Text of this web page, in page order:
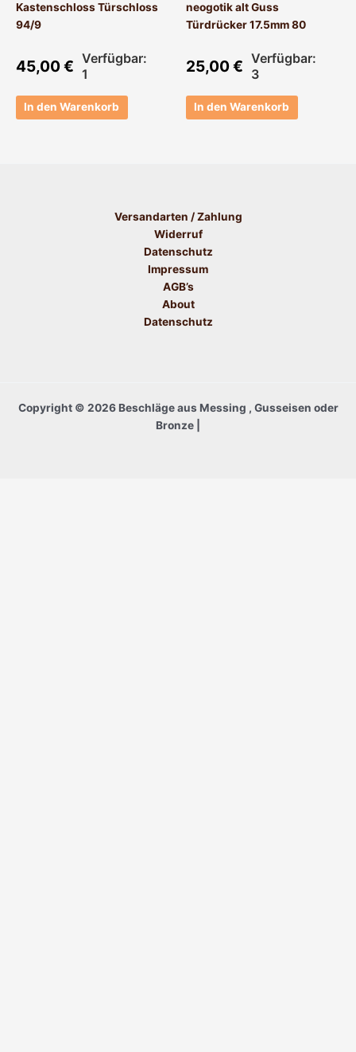
Kastenschloss Türschloss
94/9
45,00€ Verfügbar:
1
In den Warenkorb
neogotik alt Guss
Türdrücker 17.5mm 80
25,00€ Verfügbar:
3
In den Warenkorb
Versandarten / Zahlung
Widerruf
Datenschutz
Impressum
AGB’s
About
Datenschutz
Copyright © 2026 Beschläge aus Messing , Gusseisen oder
Bronze |